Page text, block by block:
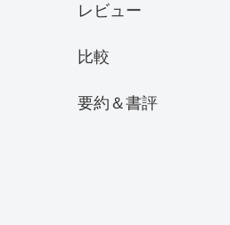
レビュー
比較
要約＆書評